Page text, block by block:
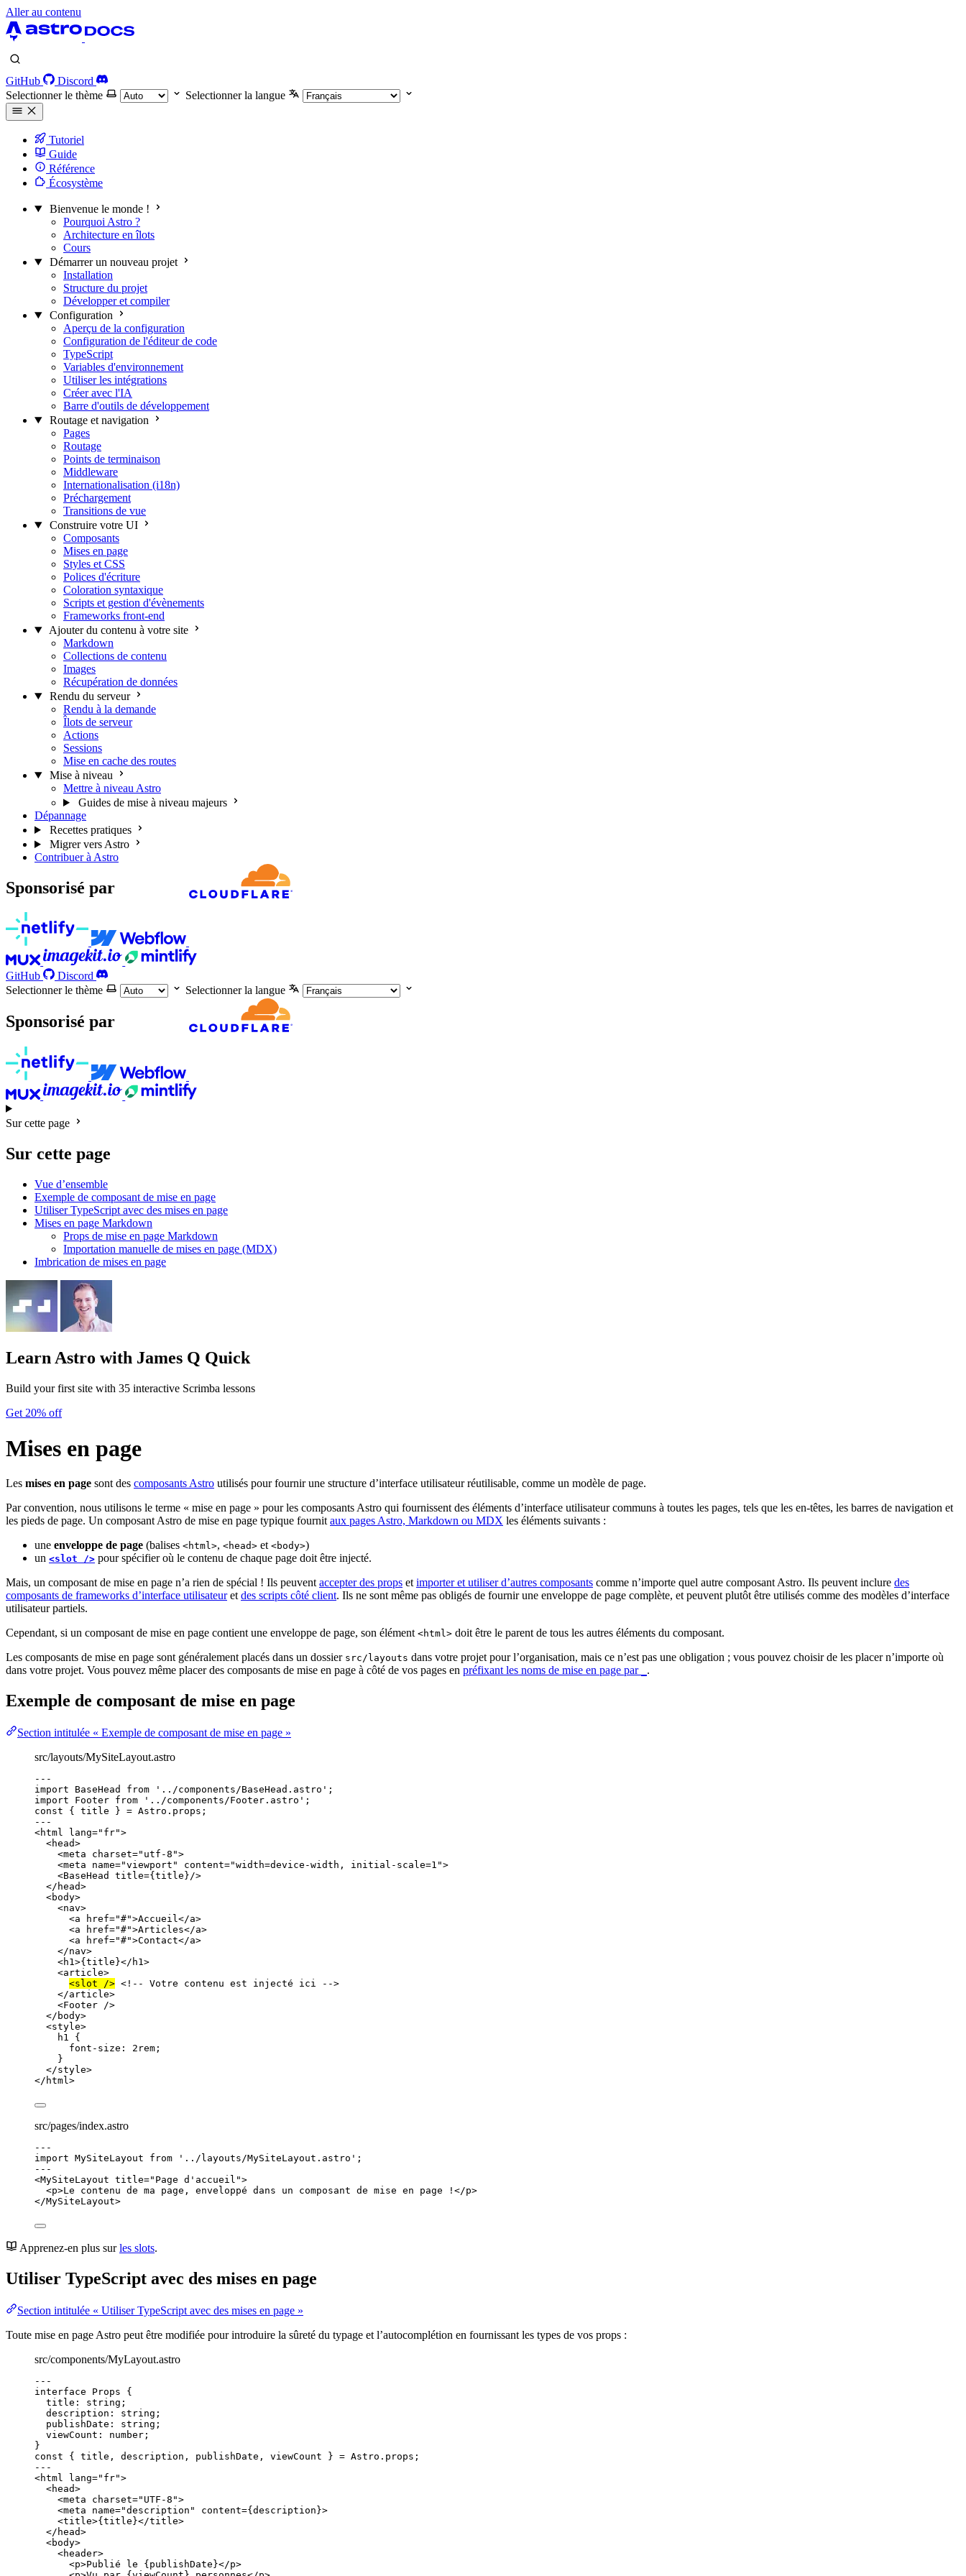
Aller au contenu
GitHub
Discord
Selectionner le thème
Selectionner la langue
Tutoriel
Guide
Référence
Écosystème
Bienvenue le monde !
Pourquoi Astro ?
Architecture en îlots
Cours
Démarrer un nouveau projet
Installation
Structure du projet
Développer et compiler
Configuration
Aperçu de la configuration
Configuration de l'éditeur de code
TypeScript
Variables d'environnement
Utiliser les intégrations
Créer avec l'IA
Barre d'outils de développement
Routage et navigation
Pages
Routage
Points de terminaison
Middleware
Internationalisation (i18n)
Préchargement
Transitions de vue
Construire votre UI
Composants
Mises en page
Styles et CSS
Polices d'écriture
Coloration syntaxique
Scripts et gestion d'évènements
Frameworks front-end
Ajouter du contenu à votre site
Markdown
Collections de contenu
Images
Récupération de données
Rendu du serveur
Rendu à la demande
Îlots de serveur
Actions
Sessions
Mise en cache des routes
Mise à niveau
Mettre à niveau Astro
Guides de mise à niveau majeurs
Dépannage
Recettes pratiques
Migrer vers Astro
Contribuer à Astro
Sponsorisé par
GitHub
Discord
Selectionner le thème
Selectionner la langue
Sponsorisé par
Sur cette page
Sur cette page
Vue d’ensemble
Exemple de composant de mise en page
Utiliser TypeScript avec des mises en page
Mises en page Markdown
Props de mise en page Markdown
Importation manuelle de mises en page (MDX)
Imbrication de mises en page
Learn Astro with James Q Quick
Build your first site with 35 interactive Scrimba lessons
Get 20% off
Mises en page
Les mises en page sont des composants Astro utilisés pour fournir une structure d’interface utilisateur réutilisable, comme un modèle de page.
Par convention, nous utilisons le terme « mise en page » pour les composants Astro qui fournissent des éléments d’interface utilisateur communs à toutes les pages, tels que les en-têtes, les barres de navigation et
les pieds de page. Un composant Astro de mise en page typique fournit aux pages Astro, Markdown ou MDX les éléments suivants :
une enveloppe de page (balises <html>, <head> et <body>)
un <slot /> pour spécifier où le contenu de chaque page doit être injecté.
Mais, un composant de mise en page n’a rien de spécial ! Ils peuvent accepter des props et importer et utiliser d’autres composants comme n’importe quel autre composant Astro. Ils peuvent inclure des
composants de frameworks d’interface utilisateuret des scripts côté client. Ils ne sont même pas obligés de fournir une enveloppe de page complète, et peuvent plutôt être utilisés comme des modèles d’interface
utilisateur partiels.
Cependant, si un composant de mise en page contient une enveloppe de page, son élément <html> doit être le parent de tous les autres éléments du composant.
Les composants de mise en page sont généralement placés dans un dossier src/layouts dans votre projet pour l’organisation, mais ce n’est pas une obligation ; vous pouvez choisir de les placer n’importe où
dans votre projet. Vous pouvez même placer des composants de mise en page à côté de vos pages en préfixant les noms de mise en page par .
Exemple de composant de mise en page
Section intitulée « Exemple de composant de mise en page »
src/layouts/MySiteLayout.astro
---
import BaseHead from ' ../components/BaseHead.astro ' ;
import Footer from ' ../components/Footer.astro ' ;
const { title } = Astro . props ;
---
<html lang=" fr">
<head>
<meta charset=" utf-8 ">
<meta name="viewport " content="width=device-width, initial-scale=1 ">
<BaseHead title={ title }/>
</ head>
<body>
<nav>
<a href="#">Accueil</a>
<a href="#">Articles</a>
<a href="#">Contact</a>
</nav>
<h1>{ title }</ h1>
<article>
<slot /> <!-- Votre contenu est injecté ici -->
</article>
<Footer />
</ body>
<style>
h1 {
font-size : 2 rem ;
}
</style>
</ html>
src/pages/index.astro
---
import MySiteLayout from ' ../layouts/MySiteLayout.astro ' ;
---
<MySiteLayout title=" Page d'accueil ">
<p>Le contenu de ma page, enveloppé dans un composant de mise en page ! </p>
</MySiteLayout>
Apprenez-en plus surles slots.
Utiliser TypeScript avec des mises en page
Section intitulée « Utiliser TypeScript avec des mises en page »
Toute mise en page Astro peut être modifiée pour introduire la sûreté du typage et l’autocomplétion en fournissant les types de vos props :
src/components/MyLayout.astro
---
interface Props {
title : string ;
description : string ;
publishDate : string ;
viewCount : number ;
}
const { title , description , publishDate , viewCount } = Astro . props ;
---
<html lang=" fr">
<head>
<meta charset=" UTF-8 ">
<meta name="description " content={ description }>
<title>{ title }</title>
</ head>
<body>
<header>
<p>Publié le { publishDate }</p>